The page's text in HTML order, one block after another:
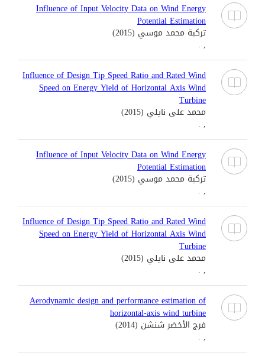
Influence of Input Velocity Data on Wind Energy
Potential Estimation
تركية محمد موسي (2015)
, .
Influence of Design Tip Speed Ratio and Rated Wind
Speed on Energy Yield of Horizontal Axis Wind
Turbine
محمد على نايلي (2015)
, .
Influence of Input Velocity Data on Wind Energy
Potential Estimation
تركية محمد موسي (2015)
, .
Influence of Design Tip Speed Ratio and Rated Wind
Speed on Energy Yield of Horizontal Axis Wind
Turbine
محمد على نايلي (2015)
, .
Aerodynamic design and performance estimation of
horizontal-axis wind turbine
فرج الأخضر شنشن (2014)
, .